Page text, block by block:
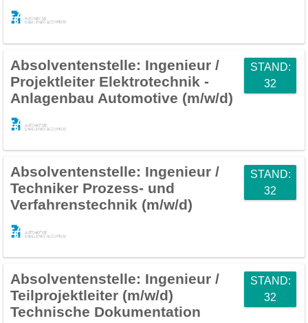
Absolventenstelle: Ingenieur /
Projektleiter Elektrotechnik -
Anlagenbau Automotive (m/w/d)
STAND:
32
Absolventenstelle: Ingenieur /
Techniker Prozess- und
Verfahrenstechnik (m/w/d)
STAND:
32
Absolventenstelle: Ingenieur /
Teilprojektleiter (m/w/d)
Technische Dokumentation
STAND:
32